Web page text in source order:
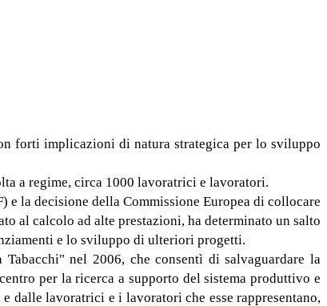
forti implicazioni di natura strategica per lo sviluppo
a regime, circa 1000 lavoratrici e lavoratori.
la decisione della Commissione Europea di collocare
al calcolo ad alte prestazioni, ha determinato un salto
e lo sviluppo di ulteriori progetti.
nel 2006, che consentì di salvaguardare la
per la ricerca a supporto del sistema produttivo e
dalle lavoratrici e i lavoratori che esse rappresentano,